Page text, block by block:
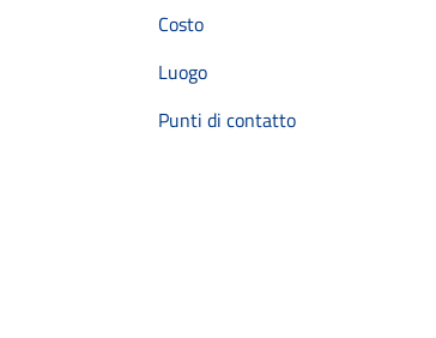
Costo
Luogo
Punti di contatto